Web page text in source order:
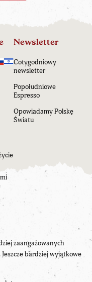
Newsletter
Cotygodniowy
newsletter
Popołudniowe
Espresso
Opowiadamy Polskę
Światu
zaangażowanych
bardziej wyjątkowe